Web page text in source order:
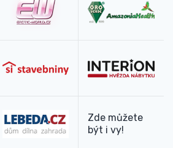
Zde můžete
být i vy!